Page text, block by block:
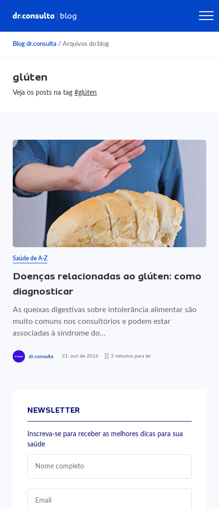
Blog dr.consulta / Arquivos do blog
glúten
Veja os posts na tag#glúten
Saúde de A-Z
Doenças relacionadas ao glúten: como
diagnosticar
As queixas digestivas sobre intolerância alimentar são
muito comuns nos consultórios e podem estar
associadas à síndrome do...
dr.consulta 21, out de 2016 2 minutos para ler
NEWSLETTER
Inscreva-se para receber as melhores dicas para sua
saúde